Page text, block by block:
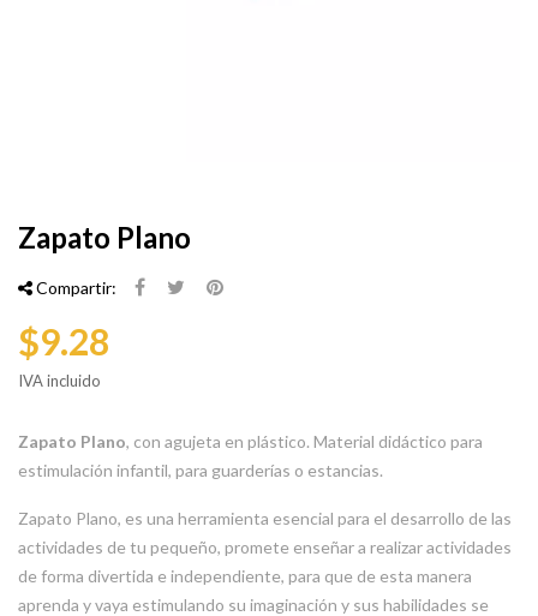
Zapato Plano
Compartir:
$9.28
IVA incluido
Zapato Plano, con agujeta en plástico. Material didáctico para
estimulación infantil, para guarderías o estancias.
Zapato Plano, es una herramienta esencial para el desarrollo de las
actividades de tu pequeño, promete enseñar a realizar actividades
de forma divertida e independiente, para que de esta manera
aprenda y vaya estimulando su imaginación y sus habilidades se